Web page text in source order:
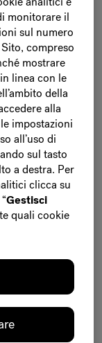
monitorare il
sul numero
compreso
mostrare
linea con le
della
alla
impostazioni
all’uso di
sul tasto
a destra. Per
clicca su
Gestisci
quali cookie